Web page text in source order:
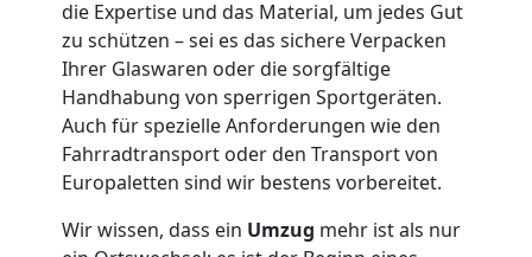
die Expertise und das Material, um jedes Gut
zu schützen – sei es das sichere Verpacken
Ihrer Glaswaren oder die sorgfältige
Handhabung von sperrigen Sportgeräten.
Auch für spezielle Anforderungen wie den
Fahrradtransport oder den Transport von
Europaletten sind wir bestens vorbereitet.
Wir wissen, dass ein Umzug mehr ist als nur
Leonding
Umzug
Leonding